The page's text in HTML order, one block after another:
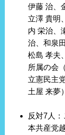
伊藤 治、
立澤 貴明
内 栄治、
治、和泉
松島 孝夫
所属の会
立憲民主
土屋 来夢
反対7人
本共産党